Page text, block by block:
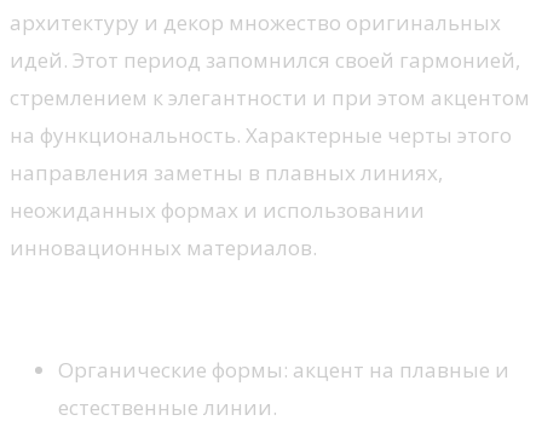
архитектуру и декор множество оригинальных
идей. Этот период запомнился своей гармонией,
стремлением к элегантности и при этом акцентом
на функциональность. Характерные черты этого
направления заметны в плавных линиях,
неожиданных формах и использовании
инновационных материалов.
Органические формы: акцент на плавные и
естественные линии.